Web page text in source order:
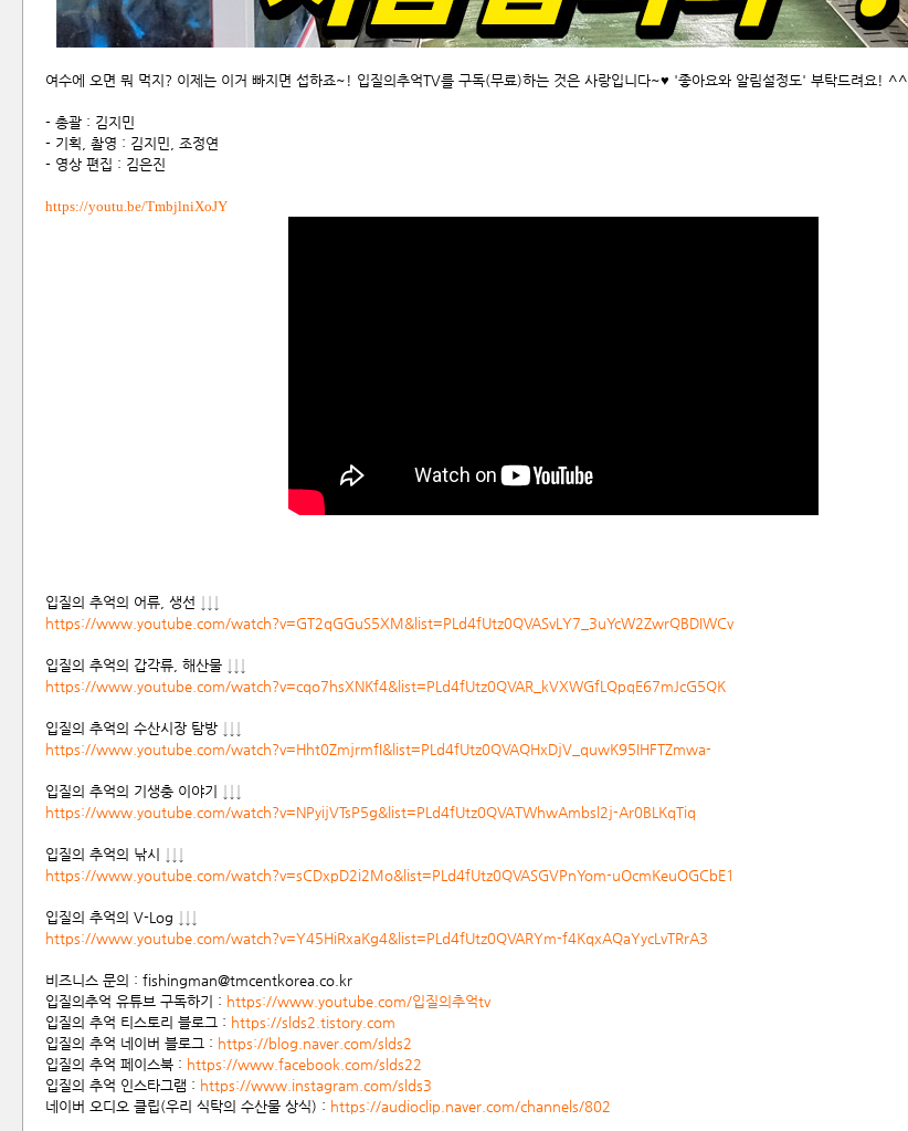
여수에 오면 뭐 먹지? 이제는 이거 빠지면 섭하죠~! 입질의추억TV를 구독(무료)하는 것은 사랑입니다~♥ '좋아요와 알림설정도' 부탁드려요! ^^
- 총괄 : 김지민
- 기획, 촬영 : 김지민, 조정연
- 영상 편집 : 김은진
https://youtu.be/TmbjlniXoJY
입질의 추억의 어류, 생선 ↓↓↓
https://www.youtube.com/watch?v=GT2qGGuS5XM&list=PLd4fUtz0QVASvLY7_3uYcW2ZwrQBDIWCv
입질의 추억의 갑각류, 해산물 ↓↓↓
https://www.youtube.com/watch?v=cqo7hsXNKf4&list=PLd4fUtz0QVAR_kVXWGfLQpqE67mJcG5QK
입질의 추억의 수산시장 탐방 ↓↓↓
https://www.youtube.com/watch?v=Hht0ZmjrmfI&list=PLd4fUtz0QVAQHxDjV_quwK95IHFTZmwa-
입질의 추억의 기생충 이야기 ↓↓↓
https://www.youtube.com/watch?v=NPyijVTsP5g&list=PLd4fUtz0QVATWhwAmbsl2j-Ar0BLKqTiq
입질의 추억의 낚시 ↓↓↓
https://www.youtube.com/watch?v=sCDxpD2i2Mo&list=PLd4fUtz0QVASGVPnYom-uOcmKeuOGCbE1
입질의 추억의 V-Log ↓↓↓
https://www.youtube.com/watch?v=Y45HiRxaKg4&list=PLd4fUtz0QVARYm-f4KqxAQaYycLvTRrA3
비즈니스 문의 : fishingman@tmcentkorea.co.kr
입질의추억 유튜브 구독하기 : https://www.youtube.com/입질의추억tv
입질의 추억 티스토리 블로그 : https://slds2.tistory.com
입질의 추억 네이버 블로그 : https://blog.naver.com/slds2
입질의 추억 페이스북 : https://www.facebook.com/slds22
입질의 추억 인스타그램 : https://www.instagram.com/slds3
네이버 오디오 클립(우리 식탁의 수산물 상식) : https://audioclip.naver.com/channels/802
최근에 달린 댓글